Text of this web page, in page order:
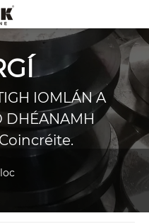
IOMLÁN A
DHÉANAMH